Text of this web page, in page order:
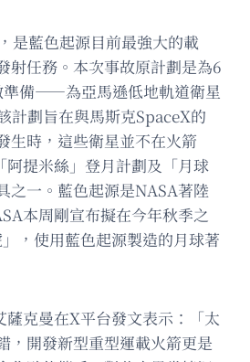
是藍色起源目前最強大的載
射任務。本次事故原計劃是為6
準備——為亞馬遜低地軌道衛星
計劃旨在與馬斯克SpaceX的
生時，這些衛星並不在火箭
阿提米絲」登月計劃及「月球
之一。藍色起源是NASA著陸
本周剛宣布擬在今年秋季之
，使用藍色起源製造的月球著
克曼在X平台發文表示：「太
，開發新型重型運載火箭更是